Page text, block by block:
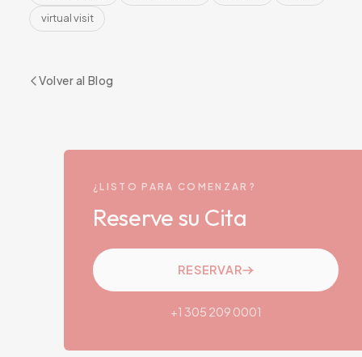
virtual visit
Volver al Blog
¿LISTO PARA COMENZAR?
Reserve su Cita
RESERVAR
+1 305 209 0001